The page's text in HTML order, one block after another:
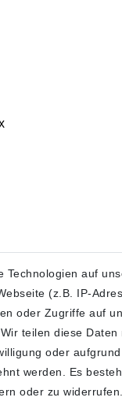
Technologien auf
(z.B. IP-
oder Zugriffe auf
teilen diese
oder
werden. Es
oder zu